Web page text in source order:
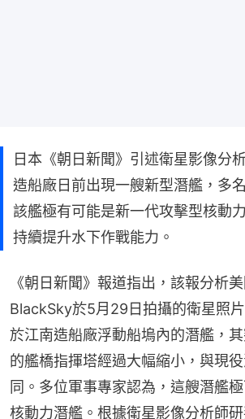
日本《朝日新聞》引述衛星影像分
造船廠日前出現一艘新型潛艦，多
該艦極有可能是新一代攻擊型核動
持續提升水下作戰能力。
《朝日新聞》報道指出，該報分析
BlackSky於5月29日拍攝的衛星照
於江南造船廠浮動船塢內的潛艦，
的艦橋指揮塔經過大幅縮小，與現
同。多位軍事專家認為，這艘潛艦
核動力潛艦。根據衛星影像分析師